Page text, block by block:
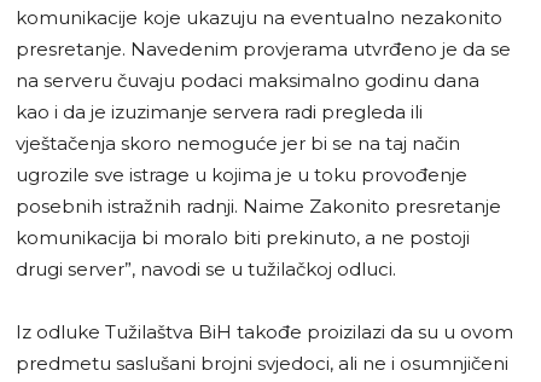
komunikacije koje ukazuju na eventualno nezakonito
presretanje. Navedenim provjerama utvrđeno je da se
na serveru čuvaju podaci maksimalno godinu dana
kao i da je izuzimanje servera radi pregleda ili
vještačenja skoro nemoguće jer bi se na taj način
ugrozile sve istrage u kojima je u toku provođenje
posebnih istražnih radnji. Naime Zakonito presretanje
komunikacija bi moralo biti prekinuto, a ne postoji
drugi server”, navodi se u tužilačkoj odluci.
Iz odluke Tužilaštva BiH takođe proizilazi da su u ovom
predmetu saslušani brojni svjedoci, ali ne i osumnjičeni